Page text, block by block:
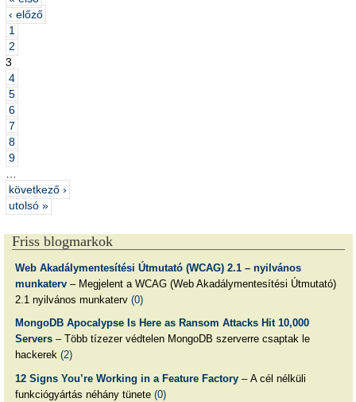
‹ előző
1
2
3
4
5
6
7
8
9
következő ›
utolsó »
Friss blogmarkok
Web Akadálymentesítési Útmutató (WCAG) 2.1 – nyilvános
munkaterv– Megjelent a WCAG (Web Akadálymentesítési Útmutató)
2.1 nyilvános munkaterv (0)
MongoDB Apocalypse Is Here as Ransom Attacks Hit 10,000
Servers– Több tízezer védtelen MongoDB szerverre csaptak le
hackerek (2)
12 Signs You’re Working in a Feature Factory– A cél nélküli
funkciógyártás néhány tünete (0)